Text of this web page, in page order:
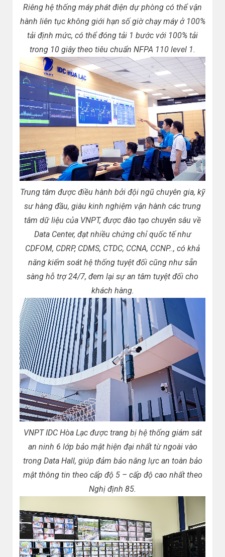
Riêng hệ thống máy phát điện dự phòng có thể vận
hành liên tục không giới hạn số giờ chạy máy ở 100%
tải định mức, có thể đóng tải 1 bước với 100% tải
trong 10 giây theo tiêu chuẩn NFPA 110 level 1.
Trung tâm được điều hành bởi đội ngũ chuyên gia, kỹ
sư hàng đầu, giàu kinh nghiệm vận hành các trung
tâm dữ liệu của VNPT, được đào tạo chuyên sâu về
Data Center, đạt nhiều chứng chỉ quốc tế như
CDFOM, CDRP, CDMS, CTDC, CCNA, CCNP.., có khả
năng kiểm soát hệ thống tuyệt đối cũng như sẵn
sàng hỗ trợ 24/7, đem lại sự an tâm tuyệt đối cho
khách hàng.
VNPT IDC Hòa Lạc được trang bị hệ thống giám sát
an ninh 6 lớp bảo mật hiện đại nhất từ ngoài vào
trong Data Hall, giúp đảm bảo năng lực an toàn bảo
mật thông tin theo cấp độ 5 – cấp độ cao nhất theo
Nghị định 85.